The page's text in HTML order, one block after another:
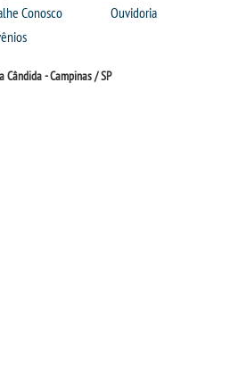
Conosco
Ouvidoria
Cândida - Campinas / SP